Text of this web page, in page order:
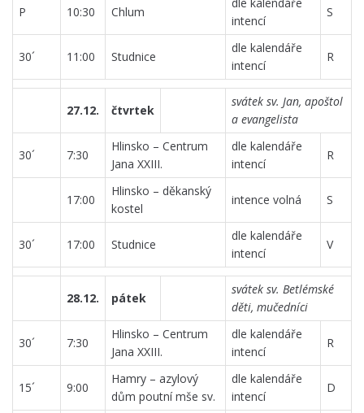
P 10:30 Chlum
intencí
S
30´ 11:00 Studnice
dle kalendáře
intencí
R
27.12. čtvrtek
svátek sv. Jan, apoštol
a evangelista
30´ 7:30
Hlinsko – Centrum
Jana XXIII.
dle kalendáře
intencí
R
17:00
Hlinsko – děkanský
kostel
intence volná S
30´ 17:00 Studnice
dle kalendáře
intencí
V
28.12. pátek
svátek sv. Betlémské
děti, mučedníci
30´ 7:30
Hlinsko – Centrum
Jana XXIII.
dle kalendáře
intencí
R
15´ 9:00
Hamry – azylový
dům poutní mše sv.
dle kalendáře
intencí
D